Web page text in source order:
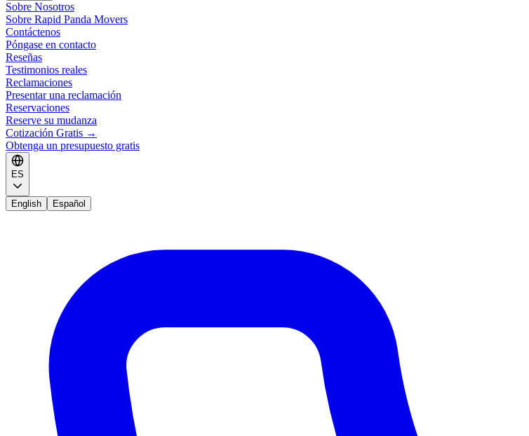
Sobre Nosotros
Sobre Rapid Panda Movers
Contáctenos
Póngase en contacto
Reseñas
Testimonios reales
Reclamaciones
Presentar una reclamación
Reservaciones
Reserve su mudanza
Cotización Gratis →
Obtenga un presupuesto gratis
ES
English Español